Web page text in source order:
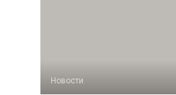
Новости